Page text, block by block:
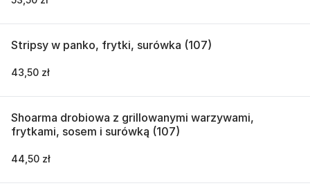
Stripsy w panko, frytki, surówka (107)
43,50 zł
Shoarma drobiowa z grillowanymi warzywami,
frytkami, sosem i surówką (107)
44,50 zł